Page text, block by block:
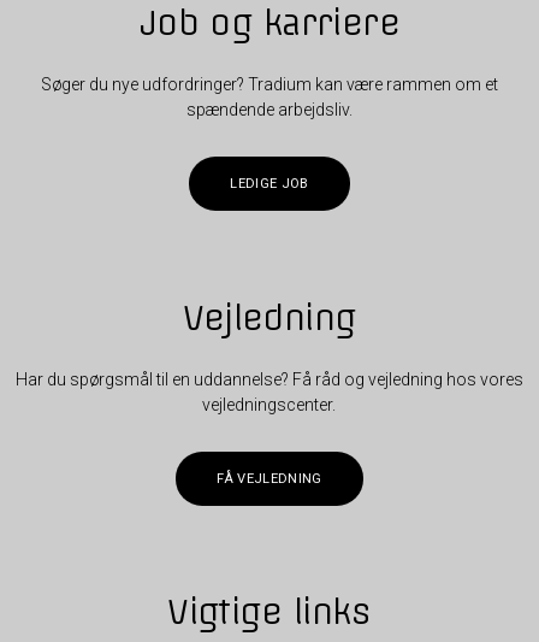
Job og karriere
Søger du nye udfordringer? Tradium kan være rammen om et
spændende arbejdsliv.
LEDIGE JOB
Vejledning
Har du spørgsmål til en uddannelse? Få råd og vejledning hos vores
vejledningscenter.
FÅ VEJLEDNING
Vigtige links